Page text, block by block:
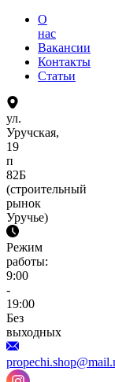
О
нас
Вакансии
Контакты
Статьи
ул.
Уручская,
19
п
82Б
(строительный
рынок
Уручье)
Режим
работы:
9:00
-
19:00
Без
выходных